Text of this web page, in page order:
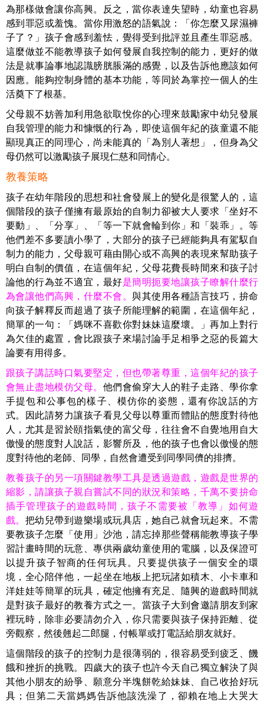
為那樣做會讓你高興。反之，當你表達失望時，幼童也容易
感到罪惡或羞愧。當你用激怒的語氣說：「你怎麼又尿濕褲
子了？」孩子會感到羞怯，覺得受到批評並且產生罪惡感。
這麼做並不能教導孩子如何發展自我控制的能力，更好的做
法是就事論事地認識膀胱脹滿的感覺，以及告訴他應該如何
因應。能夠控制身體的基本功能，等同於為掌控一個人的生
活奠下了根基。
父母親不妨善加利用急欲取悅你的心理來鼓勵家中幼兒發展
自我管理的能力和慷慨的行為，即使這個年紀的孩童還不能
顯現真正的同理心，尚未能真的「為別人著想」，但身為父
母仍然可以激勵孩子展現仁慈和同情心。
教養策略
孩子在幼年階段的思想和社會發展上的變化是很驚人的，這
個階段的孩子僅擁有最原始的自制力卻被大人要求「坐好不
要動」、「分享」、「等一下就會輪到你」和「裝乖」。等
他們差不多要讀小學了，大部分的孩子已經能夠具有駕馭自
制力的能力，父母親可藉由開心或不高興的表現來幫助孩子
明白自制的價值，在這個年紀，父母花費長時間來和孩子討
論他的行為並不適宜，最好是簡明扼要地讓孩子瞭解什麼行
為會讓他們高興，什麼不會。與其使用各種語言技巧，拚命
向孩子解釋反而超過了孩子所能理解的範圍，在這個年紀，
簡單的一句：「媽咪不喜歡你對妹妹這麼壞。」再加上對行
為欠佳的處置，會比跟孩子來場討論手足相爭之惡的長篇大
論要有用得多。
跟孩子講話時口氣要堅定，但也帶著尊重，這個年紀的孩子
會無止盡地模仿父母。 他們會偷穿大人的鞋子走路、學你拿
手提包和公事包的樣子、模仿你的姿態，還有你說話的方
式。因此請努力讓孩子看見父母以尊重而體貼的態度對待他
人，尤其是習於頤指氣使的富父母，往往會不自覺地用自大
傲慢的態度對人說話，影響所及，他的孩子也會以傲慢的態
度對待他的老師、同學，自然會遭受到同學同儕的排擠。
教養孩子的另一項關鍵教學工具是透過遊戲，遊戲是世界的
縮影，請讓孩子親自嘗試不同的狀況和策略，千萬不要拚命
插手管理孩子的遊戲時間，孩子不需要被「教導」如何遊
戲。 把幼兒帶到遊樂場或玩具店，她自己就會玩起來。不需
要教孩子怎麼「使用」沙池，請忘掉那些聲稱能教導孩子學
習計畫時間的玩意、專供兩歲幼童使用的電腦，以及保證可
以提升孩子智商的任何玩具。只要提供孩子一個安全的環
境，全心陪伴他，一起坐在地板上把玩諸如積木、小卡車和
洋娃娃等簡單的玩具，確定他擁有充足、隨興的遊戲時間就
是對孩子最好的教養方式之一。當孩子大到會邀請朋友到家
裡玩時，除非必要請勿介入，你只需要與孩子保持距離、從
旁觀察，然後翹起二郎腿，付帳單或打電話給朋友就好。
這個階段的孩子的控制力是很薄弱的，很容易受到疲乏、饑
餓和挫折的挑戰。四歲大的孩子也許今天自己獨立解決了與
其他小朋友的紛爭、願意分半塊餅乾給妹妹、自己收拾好玩
具；但第二天當媽媽告訴他該洗澡了，卻賴在地上大哭大